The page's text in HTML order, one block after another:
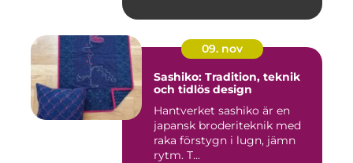
09. nov
Sashiko: Tradition, teknik
och tidlös design
Hantverket sashiko är en
japansk broderiteknik med
raka förstygn i lugn, jämn
rytm. T...